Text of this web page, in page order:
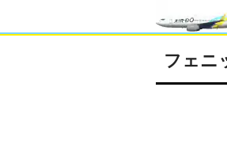
フェニ